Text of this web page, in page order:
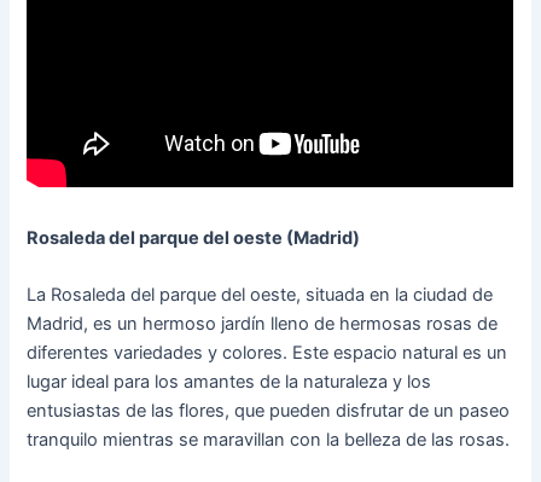
Rosaleda del parque del oeste (Madrid)
La Rosaleda del parque del oeste, situada en la ciudad de
Madrid, es un hermoso jardín lleno de hermosas rosas de
diferentes variedades y colores. Este espacio natural es un
lugar ideal para los amantes de la naturaleza y los
entusiastas de las flores, que pueden disfrutar de un paseo
tranquilo mientras se maravillan con la belleza de las rosas.